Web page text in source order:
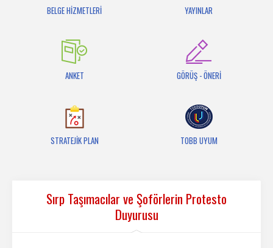
BELGE HİZMETLERİ YAYINLAR
ANKET GÖRÜŞ - ÖNERİ
STRATEJİK PLAN TOBB UYUM
Sırp Taşımacılar ve Şoförlerin Protesto
Duyurusu